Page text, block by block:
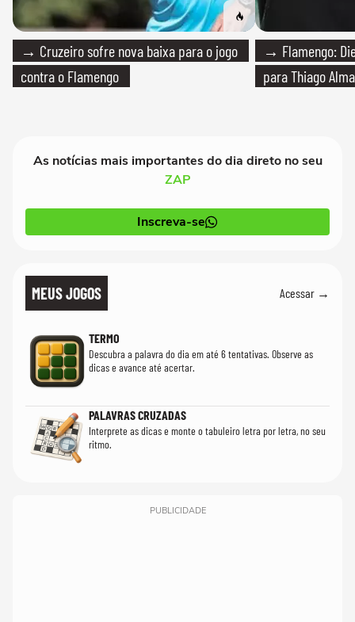
→ Cruzeiro sofre nova baixa para o jogo
contra o Flamengo
→ Flamengo:
para Thiago
As notícias mais importantes do dia direto no seu
ZAP
Inscreva-se
MEUS JOGOS Acessar →
TERMO
Descubra a palavra do dia em até 6 tentativas. Observe as
dicas e avance até acertar.
PALAVRAS CRUZADAS
Interprete as dicas e monte o tabuleiro letra por letra, no seu
ritmo.
PUBLICIDADE